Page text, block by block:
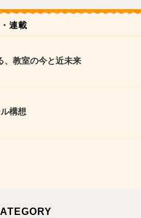
連載
、教室の今と近未来
構想